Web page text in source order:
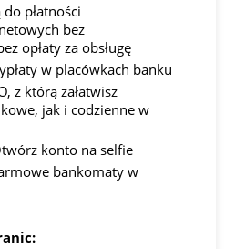
płatności
bez
opłaty za obsługę
w placówkach banku
z którą załatwisz
jak i codzienne w
konto na selfie
bankomaty w